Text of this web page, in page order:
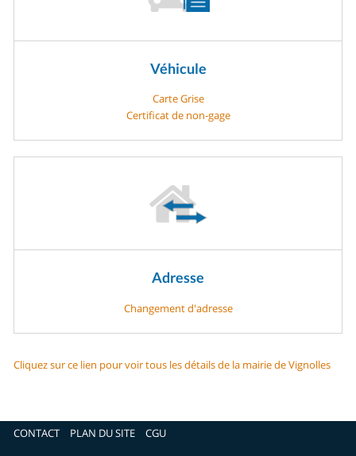
Véhicule
Carte Grise
Certificat de non-gage
Adresse
Changement d'adresse
Cliquez sur ce lien pour voir tous les détails de la mairie de Vignolles
CONTACT PLAN DU SITE CGU